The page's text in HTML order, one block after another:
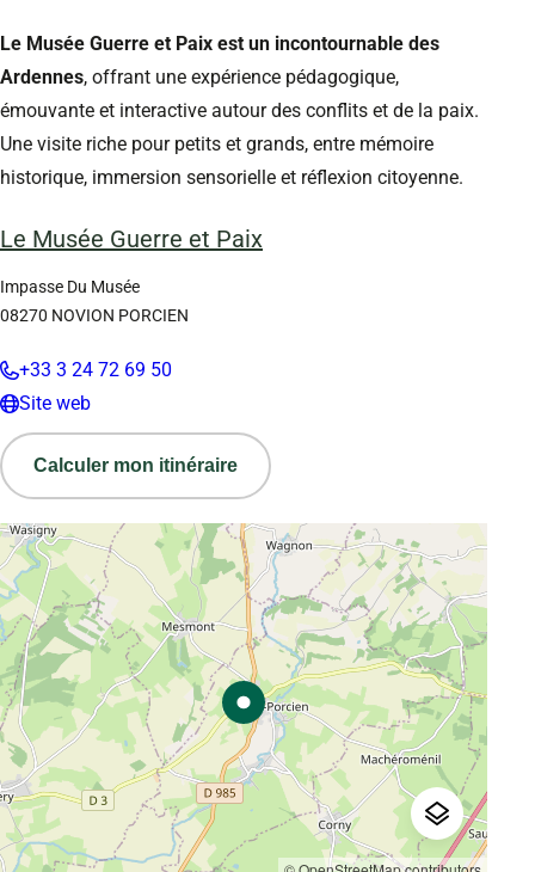
Le Musée Guerre et Paix est un incontournable des
Ardennes, offrant une expérience pédagogique,
émouvante et interactive autour des conflits et de la paix.
Une visite riche pour petits et grands, entre mémoire
historique, immersion sensorielle et réflexion citoyenne.
Le Musée Guerre et Paix
Impasse Du Musée
08270 NOVION PORCIEN
+33 3 24 72 69 50
Site web
Calculer mon itinéraire